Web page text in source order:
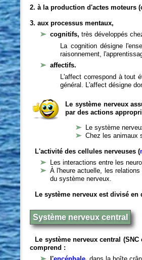
2. à la production d'actes moteurs
3. aux processus mentaux,
cognitifs,très développés
La cognition désigne
raisonnement,
affectifs.
L'affect correspond à tout
général. L'affect désigne
Le système nerveux
par des actions
Le système
Chez les animaux
L'activité des cellules nerveuses (
Les interactions entre les
À l'heure actuelle, les
du système nerveux.
Le système nerveux est divisé en
Système nerveux central
Le système nerveux central
comprend :